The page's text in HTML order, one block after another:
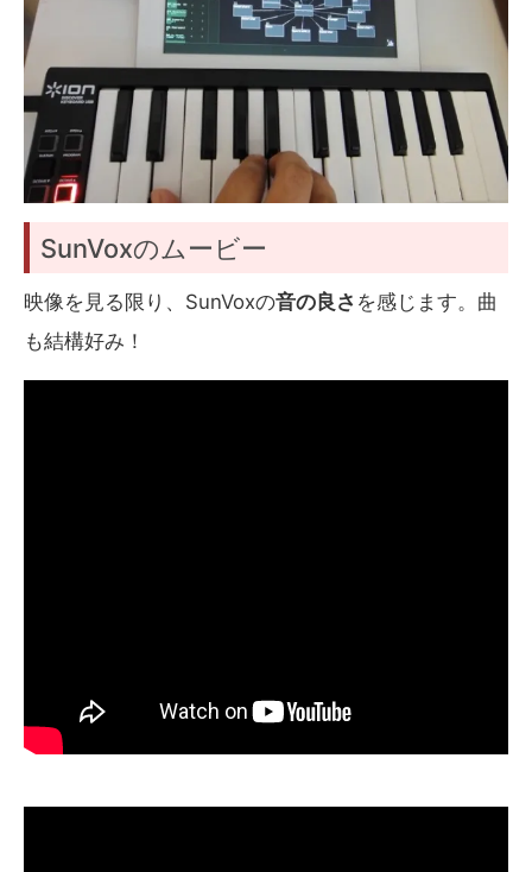
SunVoxのムービー
映像を見る限り、SunVoxの音の良さ を感じます。曲
も結構好み！